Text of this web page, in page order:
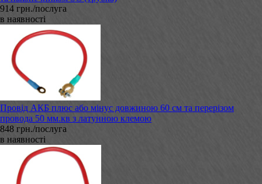
914 грн./послуга
в наявності
Провід АКБ плюс або мінус довжиною 60 см та перерізом
провода 50 мм.кв з латунною клемою
848 грн./послуга
в наявності